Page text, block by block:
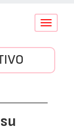
Conmutar